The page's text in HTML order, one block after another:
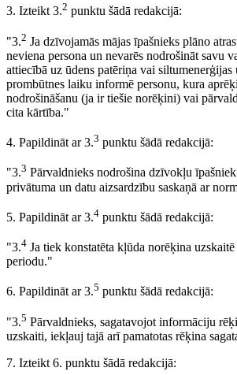
3. Izteikt 3.2 punktu šādā redakcijā:
"3.2 Ja dzīvojamās mājas īpašnieks plāno
neviena persona un nevarēs nodrošināt savu
attiecībā uz ūdens patēriņa vai
prombūtnes laiku informē personu, kura
nodrošināšanu (ja ir tiešie norēķini) vai
cita kārtība."
4. Papildināt ar 3.3 punktu šādā redakcijā:
"3.3 Pārvaldnieks nodrošina dzīvokļu
privātuma un datu aizsardzību saskaņā ar
5. Papildināt ar 3.4 punktu šādā redakcijā:
"3.4 Ja tiek konstatēta kļūda norēķina
periodu."
6. Papildināt ar 3.5 punktu šādā redakcijā:
"3.5 Pārvaldnieks, sagatavojot informāciju
uzskaiti, iekļauj tajā arī pamatotas rēķina
7. Izteikt 6. punktu šādā redakcijā: